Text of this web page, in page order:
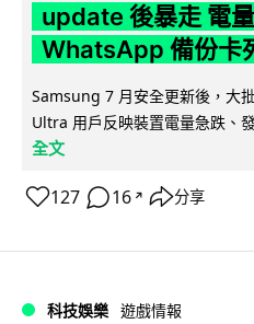
update 後暴走 電
WhatsApp 備份卡
Samsung 7 月安全更新後，大
Ultra 用戶反映裝置電量急跌、
全文
127 16 ↗ 分享
科技娛樂 遊戲情報